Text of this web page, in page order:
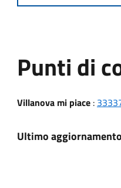
Punti di
Villanova mi piace:
Ultimo aggiornamento